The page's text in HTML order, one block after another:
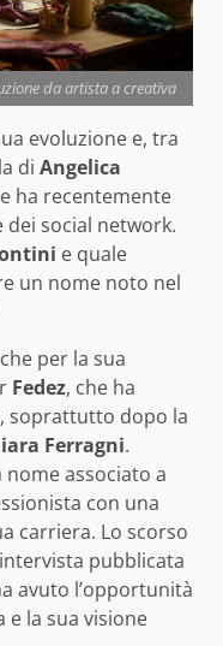
da artista a creativa
evoluzione e, tra
di Angelica
ha recentemente
dei social network.
e quale
un nome noto nel
per la sua
Fedez, che ha
soprattutto dopo la
Ferragni.
associato a
con una
carriera. Lo scorso
pubblicata
avuto l’opportunità
e la sua visione